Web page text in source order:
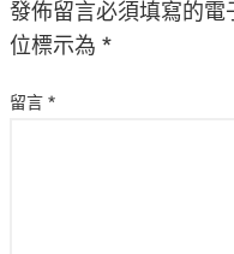
發佈留言必須填寫的電
位標示為 *
留言 *